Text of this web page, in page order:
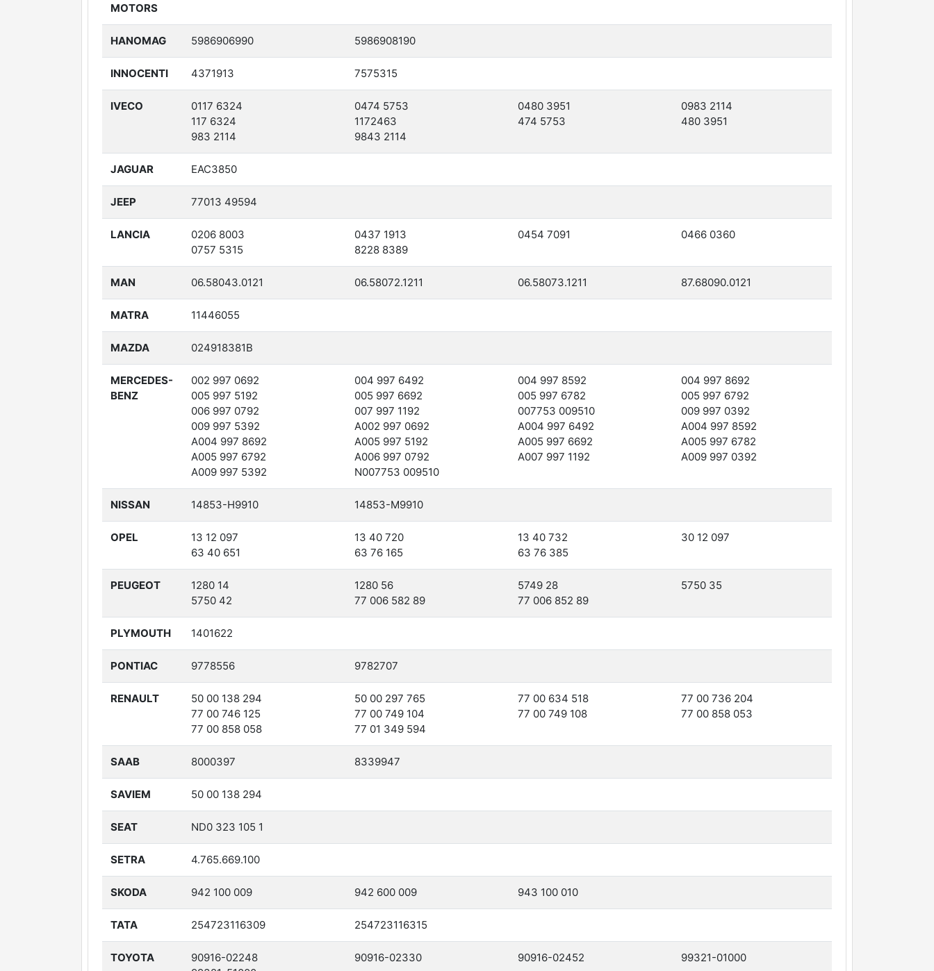
MOTORS
HANOMAG 5986906990 5986908190
INNOCENTI 4371913 7575315
IVECO 0117 6324 0474 5753 0480 3951
0983 2114
117 6324
1172463 474 5753
480 3951
983 2114
9843 2114
JAGUAR EAC3850
JEEP 77013 49594
LANCIA 0206 8003 0437 1913 0454 7091
0466 0360
0757 5315
8228 8389
MAN 06.58043.0121 06.58072.1211 06.58073.1211 87.68090.0121
MATRA 11446055
MAZDA 024918381B
MERCEDES-
BENZ
002 997 0692 004 997 6492 004 997 8592
004 997 8692
005 997 5192
005 997 6692 005 997 6782
005 997 6792
006 997 0792
007 997 1192 007753 009510
009 997 0392
009 997 5392
A002 997 0692 A004 997 6492
A004 997 8592
A004 997 8692
A005 997 5192 A005 997 6692
A005 997 6782
A005 997 6792
A006 997 0792 A007 997 1192
A009 997 0392
A009 997 5392
N007753 009510
NISSAN 14853-H9910 14853-M9910
OPEL 13 12 097 13 40 720 13 40 732
30 12 097
63 40 651
63 76 165 63 76 385
PEUGEOT 1280 14 1280 56 5749 28
5750 35
5750 42
77 006 582 89 77 006 852 89
PLYMOUTH 1401622
PONTIAC 9778556 9782707
RENAULT 50 00 138 294 50 00 297 765 77 00 634 518
77 00 736 204
77 00 746 125
77 00 749 104 77 00 749 108
77 00 858 053
77 00 858 058
77 01 349 594
SAAB 8000397 8339947
SAVIEM 50 00 138 294
SEAT ND0 323 105 1
SETRA 4.765.669.100
SKODA 942 100 009 942 600 009 943 100 010
TATA 254723116309 254723116315
TOYOTA 90916-02248 90916-02330 90916-02452
99321-01000